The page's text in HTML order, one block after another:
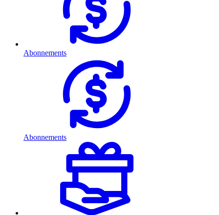
Abonnements
Abonnements